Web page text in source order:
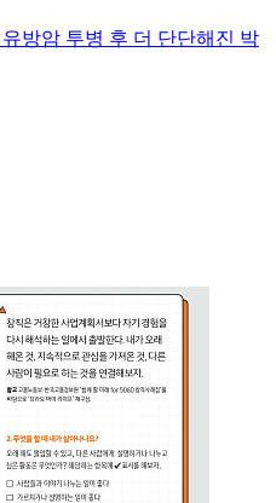
방암 투병 후 더 단단해진 박